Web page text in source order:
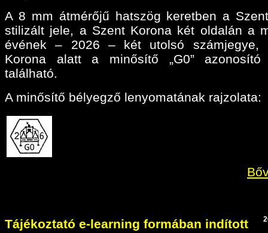
A 8 mm átmérőjű hatszög keretben a
stilizált jele, a Szent Korona két oldalán a
évének – 2026 – két utolsó számjegye,
Korona alatt a minősítő „G0” azonosító
található.
A minősítő bélyegző lenyomatának rajzolata:
Tájékoztató e-learning formában indított